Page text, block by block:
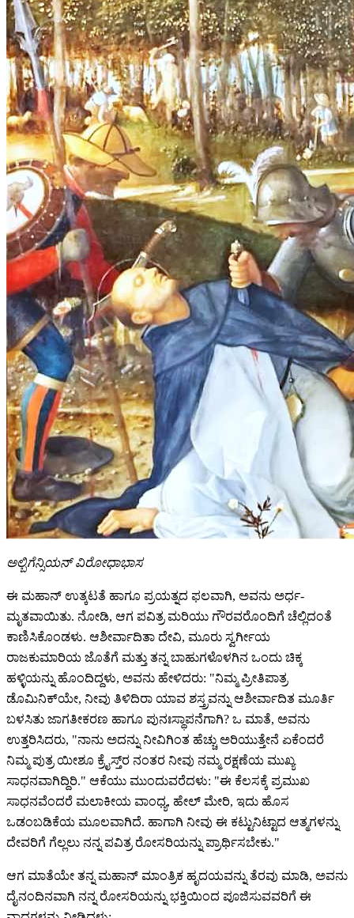
ಅಲ್ಬಿಗೆನ್ಸಿಯನ್ ವಿರೋಧಾಭಾಸ
ಈ ಮಹಾನ್ ಉತ್ಕಟತೆ ಹಾಗೂ ಪ್ರಯತ್ನದ ಫಲವಾಗಿ, ಅವನು ಅರ್ಧ-
ಮೃತವಾಯಿತು. ನೋಡಿ, ಆಗ ಪವಿತ್ರ ಮರಿಯು ಗೌರವರೊಂದಿಗೆ ಚೆಲ್ಲಿದಂತೆ
ಕಾಣಿಸಿಕೊಂಡಳು. ಆಶೀರ್ವಾದಿತಾ ದೇವಿ, ಮೂರು ಸ್ವರ್ಗೀಯ
ರಾಜಕುಮಾರಿಯ ಜೊತೆಗೆ ಮತ್ತು ತನ್ನ ಬಾಹುಗಳೊಳಗಿನ ಒಂದು ಚಿಕ್ಕ
ಹಳ್ಳಿಯನ್ನು ಹೊಂದಿದ್ದಳು, ಅವನು ಹೇಳಿದರು: "ನಿಮ್ಮ ಪ್ರೀತಿಪಾತ್ರ
ಡೊಮಿನಿಕ್‌ಯೇ, ನೀವು ತಿಳಿದಿರಾ ಯಾವ ಶಸ್ತ್ರವನ್ನು ಆಶೀರ್ವಾದಿತ ಮೂರ್ತಿ
ಬಳಸಿತು ಜಾಗತೀಕರಣ ಹಾಗೂ ಪುನಃಸ್ಥಾಪನೆಗಾಗಿ? ಒ ಮಾತೆ, ಅವನು
ಉತ್ತರಿಸಿದರು, "ನಾನು ಅದನ್ನು ನೀವಿಗಿಂತ ಹೆಚ್ಚು ಅರಿಯುತ್ತೇನೆ ಏಕೆಂದರೆ
ನಿಮ್ಮ ಪುತ್ರ ಯೀಶೂ ಕ್ರೈಸ್ತ್‌ರ ನಂತರ ನೀವು ನಮ್ಮ ರಕ್ಷಣೆಯ ಮುಖ್ಯ
ಸಾಧನವಾಗಿದ್ದಿರಿ." ಆಕೆಯು ಮುಂದುವರೆದಳು: "ಈ ಕೆಲಸಕ್ಕೆ ಪ್ರಮುಖ
ಸಾಧನವೆಂದರೆ ಮಲಾಕೀಯ ವಾಂಧ್ಯ, ಹೇಲ್ ಮೇರಿ, ಇದು ಹೊಸ
ಒಡಂಬಡಿಕೆಯ ಮೂಲವಾಗಿದೆ. ಹಾಗಾಗಿ ನೀವು ಈ ಕಟ್ಟುನಿಟ್ಟಾದ ಆತ್ಮಗಳನ್ನು
ದೇವರಿಗೆ ಗೆಲ್ಲಲು ನನ್ನ ಪವಿತ್ರ ರೋಸರಿಯನ್ನು ಪ್ರಾರ್ಥಿಸಬೇಕು."
ಆಗ ಮಾತೆಯೇ ತನ್ನ ಮಹಾನ್ ಮಾಂತ್ರಿಕ ಹೃದಯವನ್ನು ತೆರವು ಮಾಡಿ, ಅವನು
ದೈನಂದಿನವಾಗಿ ನನ್ನ ರೋಸರಿಯನ್ನು ಭಕ್ತಿಯಿಂದ ಪೂಜಿಸುವವರಿಗೆ ಈ